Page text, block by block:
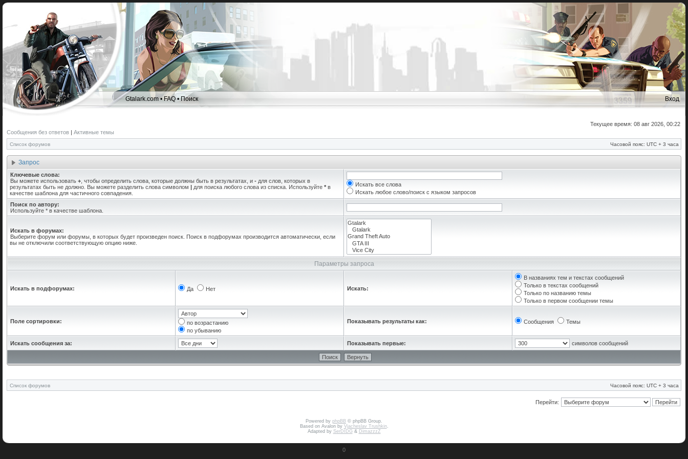
Gtalark.com •FAQ•Поиск Вход
Текущее время: 08 авг 2026, 00:22
Сообщения без ответов | Активные темы
Список форумов Часовой пояс: UTC + 3 часа
Запрос
Ключевые слова:
Вы можете использовать + , чтобы определить слова, которые должны быть в результатах, и - для слов, которых в
результатах быть не должно. Вы можете разделить слова символом | для поиска любого слова из списка. Используйте *в
качестве шаблона для частичного совпадения.
Искать все слова
Искать любое слово/поиск с языком запросов
Поиск по автору:
Используйте * в качестве шаблона.
Искать в форумах:
Выберите форум или форумы, в которых будет произведен поиск. Поиск в подфорумах производится автоматически, если
вы не отключили соответствующую опцию ниже.
Параметры запроса
Искать в подфорумах: Да Нет Искать:
В названиях тем и текстах сообщений
Только в текстах сообщений
Только по названию темы
Только в первом сообщении темы
Поле сортировки:
по возрастанию
по убыванию
Показывать результаты как: Сообщения Темы
Искать сообщения за: Показывать первые: символов сообщений
Список форумов Часовой пояс: UTC + 3 часа
Перейти:
Powered by phpBB © phpBB Group.
Based on Avalon by Vjacheslav Trushkin.
Adapted by SerDIDG& DimazzzZ
0